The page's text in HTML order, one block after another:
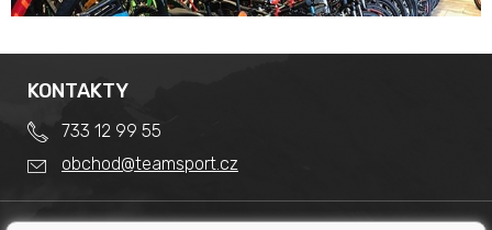
KONTAKTY
733 12 99 55
obchod@teamsport.cz